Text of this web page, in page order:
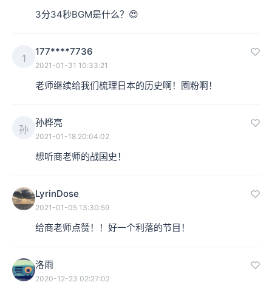
3分34秒BGM是什么？😍
1
177****7736
2021-01-31 10:33:21
老师继续给我们梳理日本的历史啊！圈粉啊！
孙
孙桦亮
2021-01-18 20:04:02
想听商老师的战国史！
LyrinDose
2021-01-05 13:30:59
给商老师点赞！！好一个利落的节目！
洛雨
2020-12-23 02:27:02